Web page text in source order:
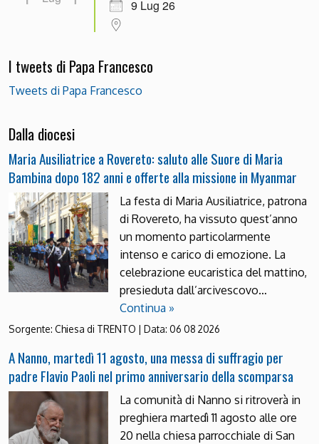
9 Lug 26
I tweets di Papa Francesco
Tweets di Papa Francesco
Dalla diocesi
Maria Ausiliatrice a Rovereto: saluto alle Suore di Maria
Bambina dopo 182 anni e offerte alla missione in Myanmar
La festa di Maria Ausiliatrice, patrona
di Rovereto, ha vissuto quest’anno
un momento particolarmente
intenso e carico di emozione. La
celebrazione eucaristica del mattino,
presieduta dall’arcivescovo…
Continua »
Sorgente: Chiesa di TRENTO | Data: 06 08 2026
A Nanno, martedì 11 agosto, una messa di suffragio per
padre Flavio Paoli nel primo anniversario della scomparsa
La comunità di Nanno si ritroverà in
preghiera martedì 11 agosto alle ore
20 nella chiesa parrocchiale di San